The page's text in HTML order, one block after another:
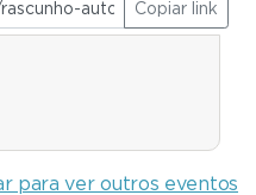
Copiar link
para ver outros eventos